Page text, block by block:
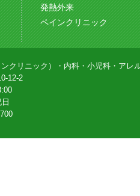
発熱外来
ペインクリニック
クリニック）・内科・小児科・アレ
12-2